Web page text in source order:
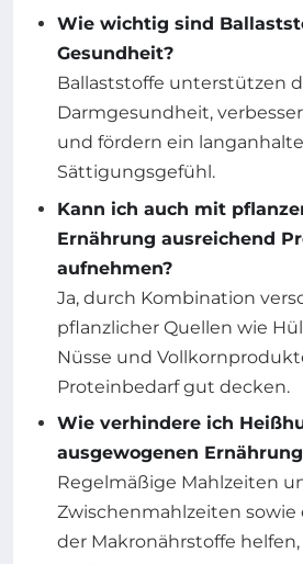
Wie wichtig sind
Gesundheit?
Ballaststoffe unterstützen
Darmgesundheit,
und fördern ein
Sättigungsgefühl.
Kann ich auch mit
Ernährung ausreichend
aufnehmen?
Ja, durch Kombination
pflanzlicher Quellen wie
Nüsse und
Proteinbedarf gut decken.
Wie verhindere ich
ausgewogenen
Regelmäßige Mahlzeiten
Zwischenmahlzeiten sowie
der Makronährstoffe helfen,